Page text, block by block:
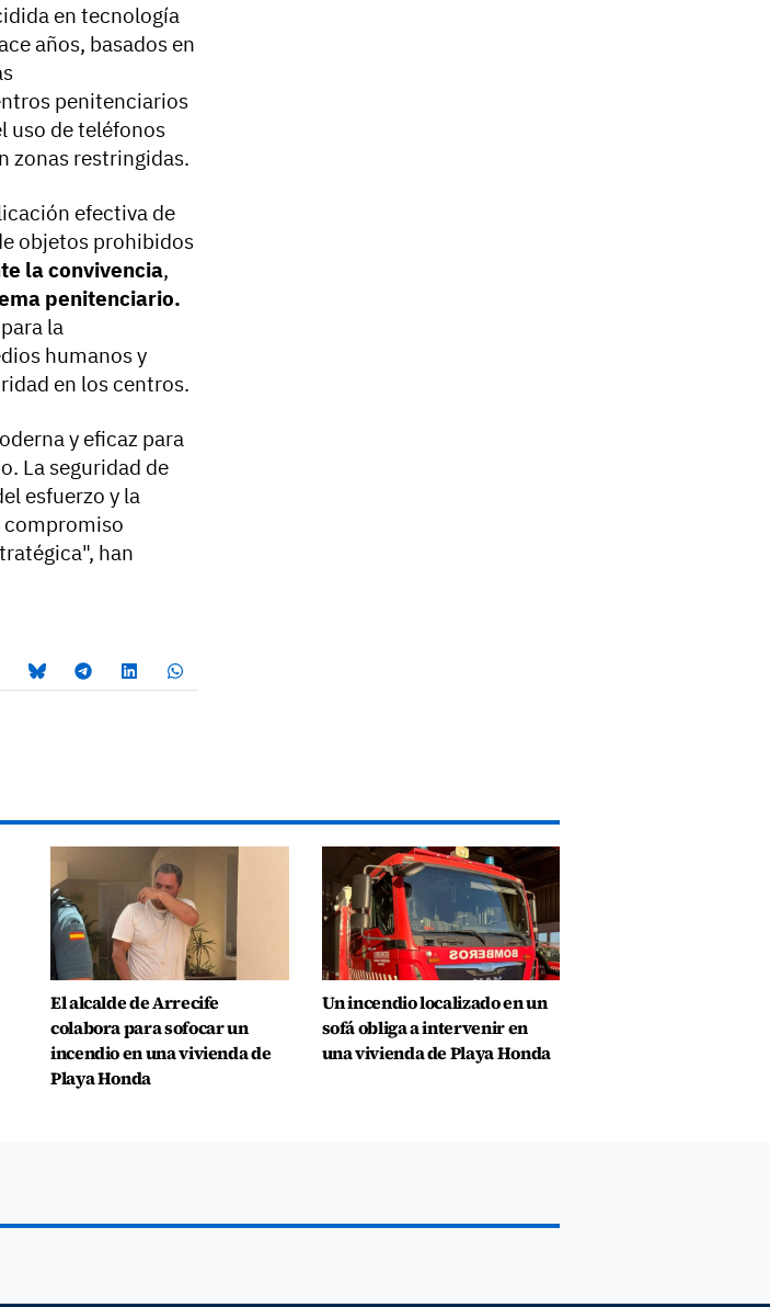
en tecnología
años, basados en
penitenciarios
uso de teléfonos
zonas restringidas.
efectiva de
objetos prohibidos
la convivencia,
penitenciario.
la
humanos y
en los centros.
y eficaz para
La seguridad de
esfuerzo y la
compromiso
han
El alcalde de Arrecife
colabora para sofocar un
incendio en una vivienda de
Playa Honda
Un incendio localizado en un
sofá obliga a intervenir en
una vivienda de Playa Honda